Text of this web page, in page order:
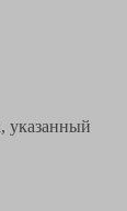
указанный